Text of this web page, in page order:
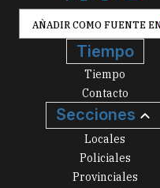
AÑADIR COMO FUENTE
Tiempo
Tiempo
Contacto
Secciones
Locales
Policiales
Provinciales